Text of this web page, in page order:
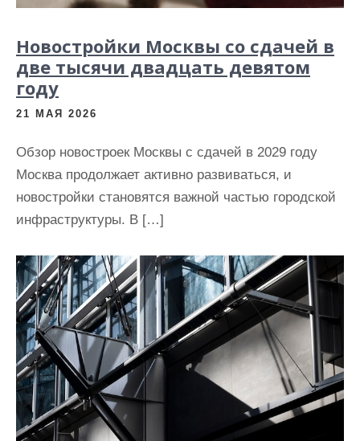
Новостройки Москвы со сдачей в
две тысячи двадцать девятом
году
21 МАЯ 2026
Обзор новостроек Москвы с сдачей в 2029 году
Москва продолжает активно развиваться, и
новостройки становятся важной частью городской
инфраструктуры. В […]